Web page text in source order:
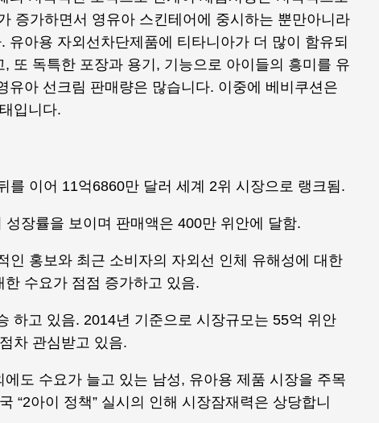
증가하면서 영유아 스킨테어에 중시하는 뿐만아니라
유아용 자외선차단제품에 티타니아가 더 많이 함유되
또 독특한 포장과 용기, 기능으로 아이들의 흥미를 유
유아 선크림 판매량은 많습니다. 이중에 베비쿠션은
입니다.
를 이어 11억6860만 달러 세계 2위 시장으로 랭크됨.
장률을 보이며 판매액은 400만 위안에 달함.
인 홍보와 최근 소비자의 자외선 인체 유해성에 대한
수요가 점점 증가하고 있음.
하고 있음. 2014년 기준으로 시장규모는 55억 위안
차 관심받고 있음.
도 수요가 늘고 있는 남성, 유아용 제품 시장을 주목
“2아이 정책” 실시의 인해 시장잠재력은 상당합니